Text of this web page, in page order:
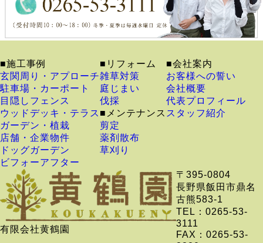
■施工事例
玄関周り・アプローチ
駐車場・カーポート
目隠しフェンス
ウッドデッキ・テラス
ガーデン・植栽
店舗・企業物件
ドッグガーデン
ビフォーアフター
■リフォーム
雑草対策
庭じまい
伐採
■メンテナンス
剪定
薬剤散布
草刈り
■会社案内
お客様への誓い
会社概要
代表プロフィール
スタッフ紹介
有限会社黄鶴園
〒395-0804
長野県飯田市鼎名
古熊583-1
TEL：0265-53-
3111
FAX：0265-53-